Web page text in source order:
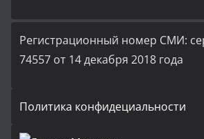
Регистрационный номер СМИ:
74557 от 14 декабря 2018 года
Политика конфидециальности